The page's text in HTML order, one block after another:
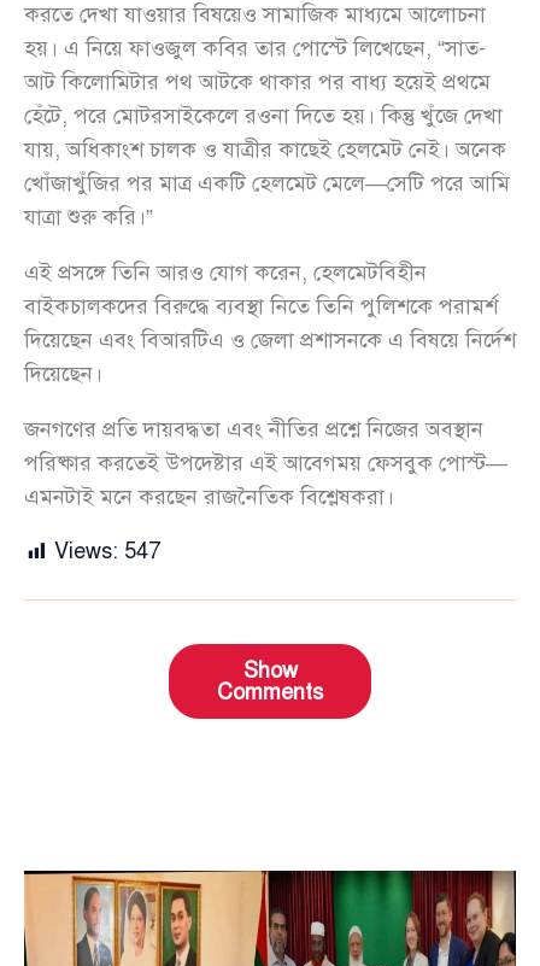
করতে দেখা যাওয়ার বিষয়েও সামাজিক মাধ্যমে আলোচনা
হয়। এ নিয়ে ফাওজুল কবির তার পোস্টে লিখেছেন, “সাত-
আট কিলোমিটার পথ আটকে থাকার পর বাধ্য হয়েই প্রথমে
হেঁটে, পরে মোটরসাইকেলে রওনা দিতে হয়। কিন্তু খুঁজে দেখা
যায়, অধিকাংশ চালক ও যাত্রীর কাছেই হেলমেট নেই। অনেক
খোঁজাখুঁজির পর মাত্র একটি হেলমেট মেলে—সেটি পরে আমি
যাত্রা শুরু করি।”
এই প্রসঙ্গে তিনি আরও যোগ করেন, হেলমেটবিহীন
বাইকচালকদের বিরুদ্ধে ব্যবস্থা নিতে তিনি পুলিশকে পরামর্শ
দিয়েছেন এবং বিআরটিএ ও জেলা প্রশাসনকে এ বিষয়ে নির্দেশ
দিয়েছেন।
জনগণের প্রতি দায়বদ্ধতা এবং নীতির প্রশ্নে নিজের অবস্থান
পরিষ্কার করতেই উপদেষ্টার এই আবেগময় ফেসবুক পোস্ট—
এমনটাই মনে করছেন রাজনৈতিক বিশ্লেষকরা।
Views: 547
Show
Comments